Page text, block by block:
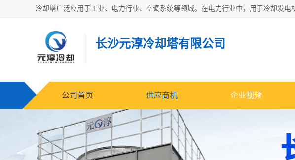
长沙元淳冷却塔有限公司
公司首页 供应商机 企业视频